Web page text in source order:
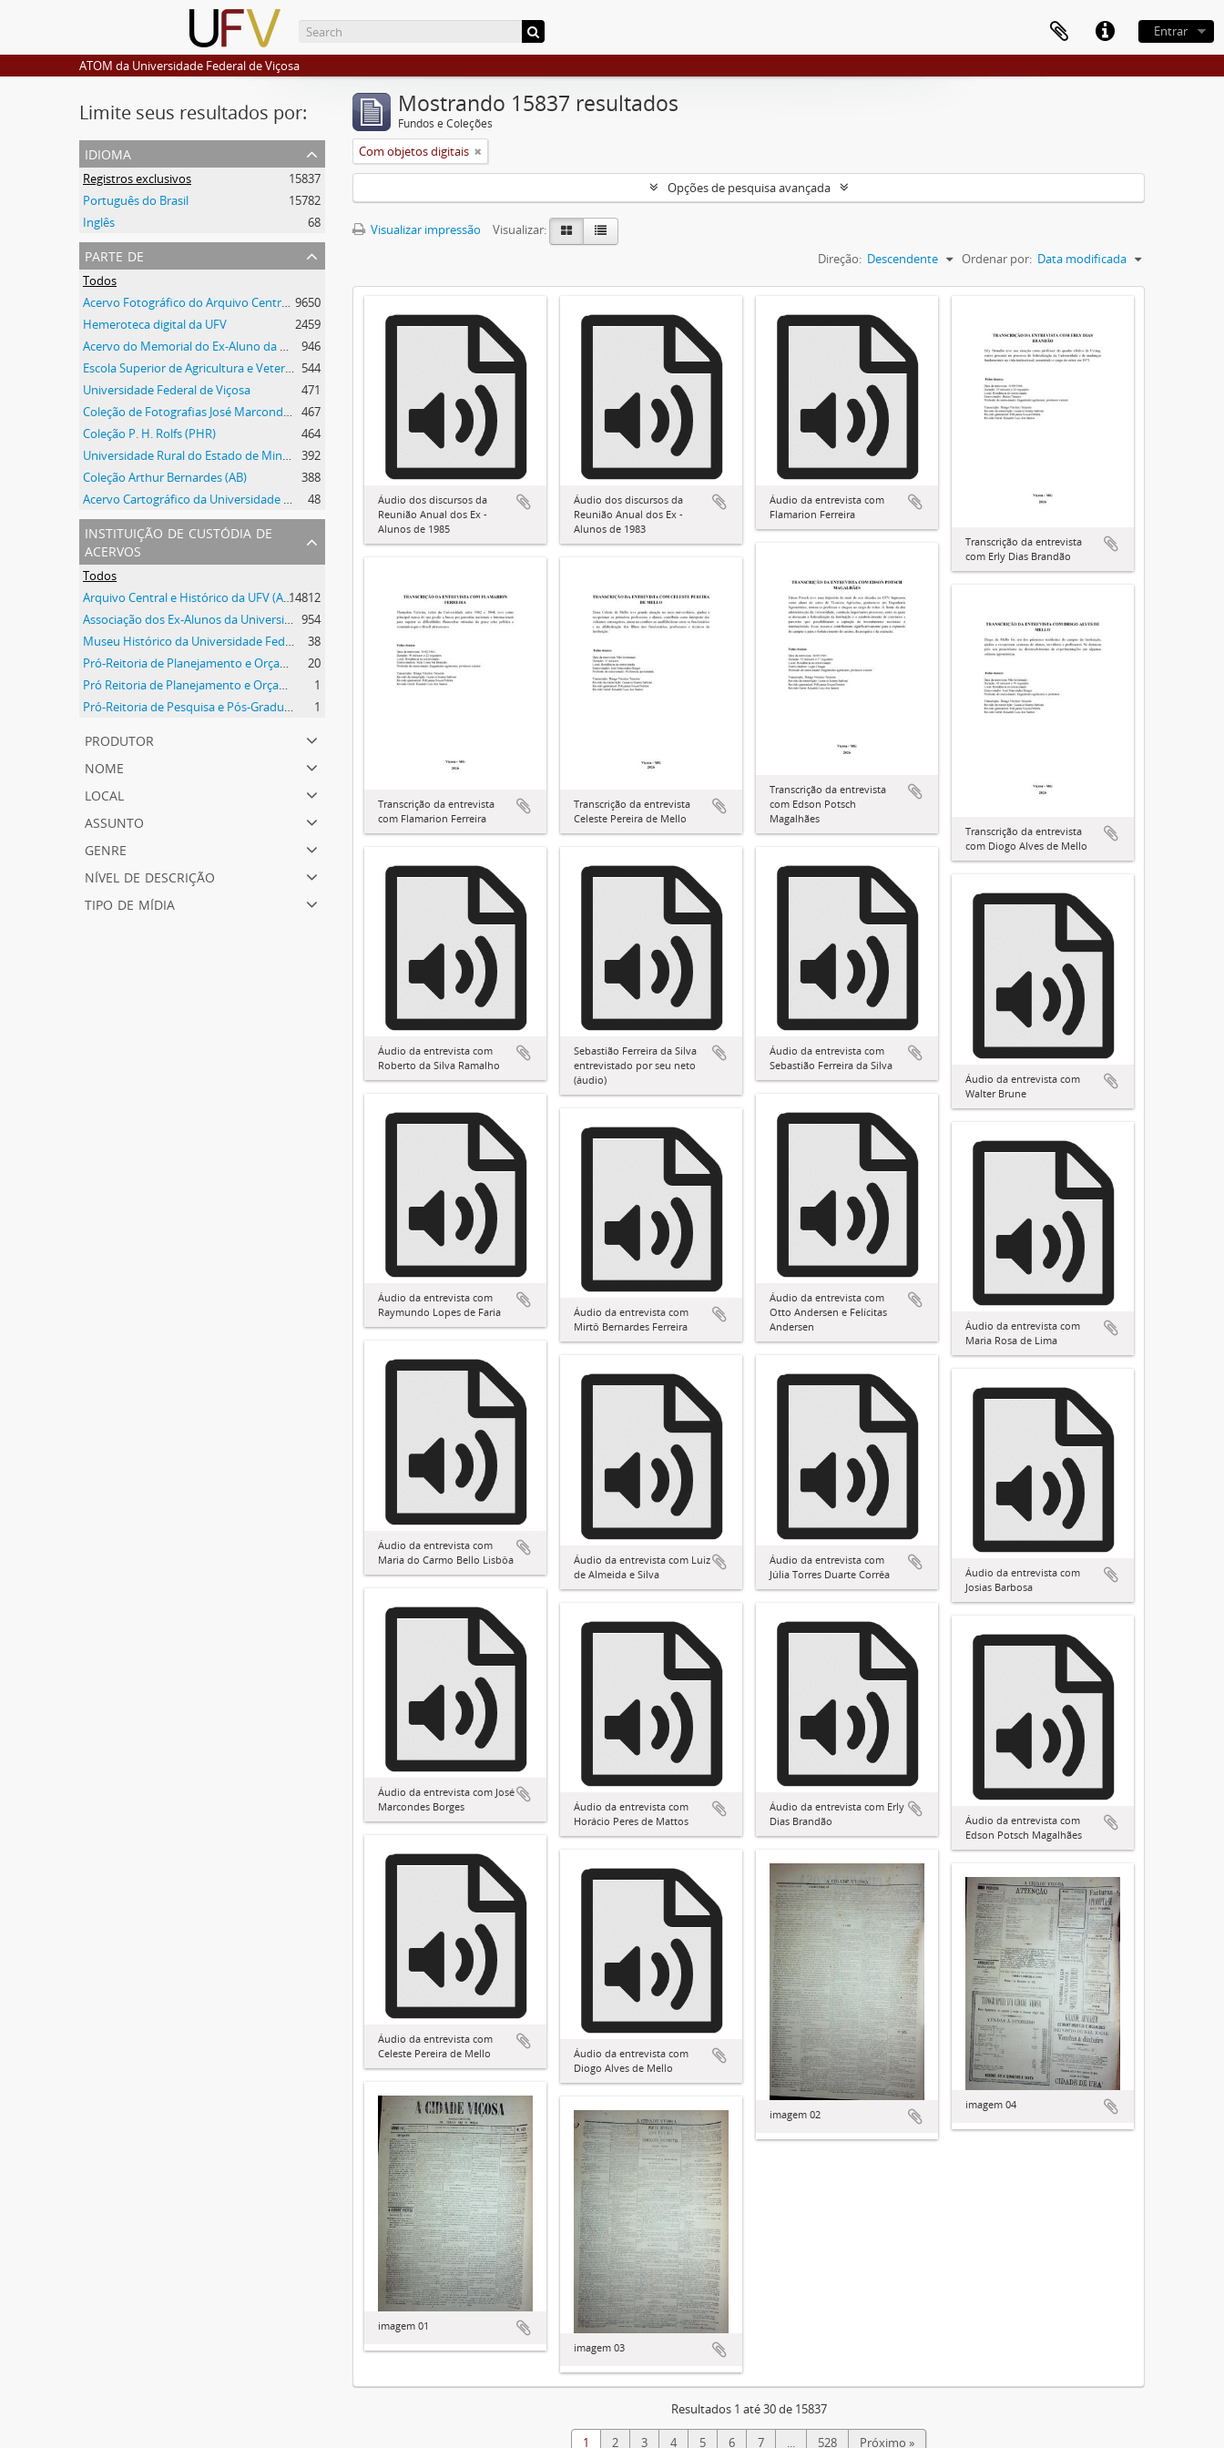
Entrar
ATOM da Universidade Federal de Viçosa
Limite seus resultados por:
idioma
Registros exclusivos
15837
Português do Brasil
15782
Inglês
68
parte de
Todos
Acervo Fotográfico do Arquivo Central Histórico da UFV 9650
Hemeroteca digital da UFV
2459
Acervo do Memorial do Ex-Aluno da UFV
946
Escola Superior de Agricultura e Veterinária (ESAV) 544
Universidade Federal de Viçosa
471
Coleção de Fotografias José Marcondes Borges
467
Coleção P. H. Rolfs (PHR)
464
Universidade Rural do Estado de Minas Gerais
392
Coleção Arthur Bernardes (AB)
388
Acervo Cartográfico da Universidade Federal de Viçosa
48
instituição de custódia de
acervos
Todos
Arquivo Central e Histórico da UFV (ACH-UFV)14812
Associação dos Ex-Alunos da Universidade Federal de Viçosa (AEA) 954
Museu Histórico da Universidade Federal de Viçosa
38
Pró-Reitoria de Planejamento e Orçamento
20
Pró Reitoria de Planejamento e Orçamento
1
Pró-Reitoria de Pesquisa e Pós-Graduação
1
produtor
nome
local
assunto
genre
nível de descrição
tipo de mídia
Mostrando 15837 resultados
Fundos e Coleções
Com objetos digitais
Opções de pesquisa avançada
Visualizar impressão
Visualizar:
Ordenar por: Data modificada
Direção: Descendente
Áudio dos discursos da
Reunião Anual dos Ex -
Alunos de 1985
Áudio dos discursos da
Reunião Anual dos Ex -
Alunos de 1983
Áudio da entrevista com
Flamarion Ferreira
Transcrição da entrevista
com Erly Dias Brandão
Transcrição da entrevista
com Edson Potsch
Magalhães
Transcrição da entrevista
com Flamarion Ferreira
Transcrição da entrevista
Celeste Pereira de Mello
Transcrição da entrevista
com Diogo Alves de Mello
Áudio da entrevista com
Roberto da Silva Ramalho
Sebastião Ferreira da Silva
entrevistado por seu neto
(áudio)
Áudio da entrevista com
Sebastião Ferreira da Silva
Áudio da entrevista com
Walter Brune
Áudio da entrevista com
Raymundo Lopes de Faria
Áudio da entrevista com
Otto Andersen e Felícitas
Andersen
Áudio da entrevista com
Mirtô Bernardes Ferreira
Áudio da entrevista com
Maria Rosa de Lima
Áudio da entrevista com
Maria do Carmo Bello Lisbôa
Áudio da entrevista com Luiz
de Almeida e Silva
Áudio da entrevista com
Júlia Torres Duarte Corrêa
Áudio da entrevista com
Josias Barbosa
Áudio da entrevista com José
Marcondes Borges
Áudio da entrevista com
Horácio Peres de Mattos
Áudio da entrevista com Erly
Dias Brandão
Áudio da entrevista com
Edson Potsch Magalhães
Áudio da entrevista com
Celeste Pereira de Mello
Áudio da entrevista com
Diogo Alves de Mello
imagem 02
imagem 04
imagem 01
imagem 03
Resultados 1 até 30 de 15837
1 2 3 4 5 6 7 ... 528 Próximo »